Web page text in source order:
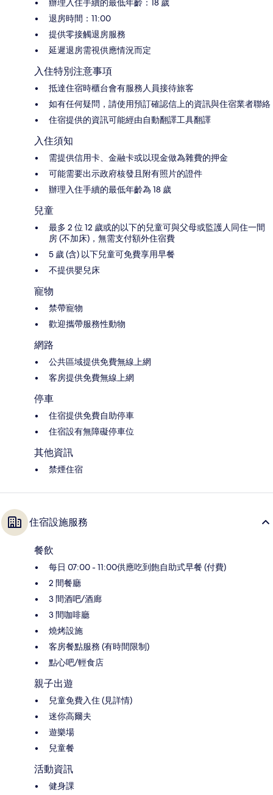
辦理入住手續的最低年齡：18 歲
退房時間：11:00
提供零接觸退房服務
延遲退房需視供應情況而定
入住特別注意事項
抵達住宿時櫃台會有服務人員接待旅客
如有任何疑問，請使用預訂確認信上的資訊與住宿業者聯絡
住宿提供的資訊可能經由自動翻譯工具翻譯
入住須知
需提供信用卡、金融卡或以現金做為雜費的押金
可能需要出示政府核發且附有照片的證件
辦理入住手續的最低年齡為 18 歲
兒童
最多 2 位 12 歲或的以下的兒童可與父母或監護人同住一間
房 (不加床)，無需支付額外住宿費
5 歲 (含) 以下兒童可免費享用早餐
不提供嬰兒床
寵物
禁帶寵物
歡迎攜帶服務性動物
網路
公共區域提供免費無線上網
客房提供免費無線上網
停車
住宿提供免費自助停車
住宿設有無障礙停車位
其他資訊
禁煙住宿
住宿設施服務
餐飲
每日 07:00 - 11:00供應吃到飽自助式早餐 (付費)
2 間餐廳
3 間酒吧/酒廊
3 間咖啡廳
燒烤設施
客房餐點服務 (有時間限制)
點心吧/輕食店
親子出遊
兒童免費入住 (見詳情)
迷你高爾夫
遊樂場
兒童餐
活動資訊
健身課